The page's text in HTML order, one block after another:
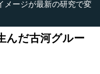
メージが最新の研究で変
んだ古河グルー